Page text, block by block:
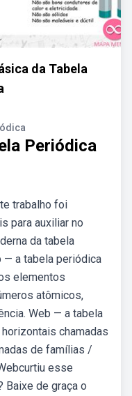
da Tabela
Periódica
trabalho foi
para auxiliar no
da tabela
— a tabela periódica
elementos
atômicos,
Web — a tabela
chamadas
de famílias /
esse
de graça o